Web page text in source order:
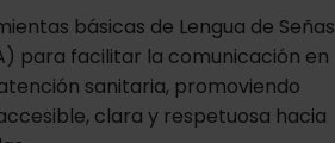
básicas de Lengua de Señas
para facilitar la comunicación en
sanitaria, promoviendo
clara y respetuosa hacia